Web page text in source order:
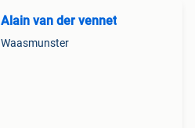
Alain van der vennet
Waasmunster